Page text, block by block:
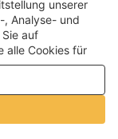
unserer
, Analyse- und
auf
alle Cookies für
oder
Sie in unserer